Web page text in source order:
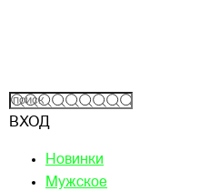
ВХОД
Новинки
Мужское